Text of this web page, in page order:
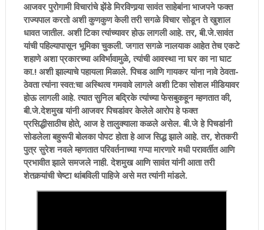
आजवर पुरोगामी विचारांचे झेंडे मिरविणार्‍या सावंत साहेबांना भाजपने फक्त
राज्यपाल करतो अशी कुणकुण केली तरी सगळे विचार सोडून ते खुशाल
धावत जातील. अशी टिका त्यांच्यावर होऊ लागली आहे. तर, बी.जे.सावंत
यांची पहिल्यापासून भूमिका चुकली. जगात सगळे नालयाक आहेत तेच एकटे
शहाणे अशा प्रकारच्या अविर्भावामुळे, त्यांची आवस्था ना घर का ना घाट
का.! अशी झाल्याचे पहायला मिळाले. पिचड आणि गायकर यांना नावे ठेवता-
ठेवता त्यांना स्वत:चा अस्थित्व गमवावे लागले अशी टिका सोशल मीडियावर
होऊ लागली आहे. त्यात सुनिल बद्रिके त्यांच्या फेसबुकहून म्हणतात की,
बी.जे.देशमुख यांनी आजवर पिचडांवर केलेले आरोप हे फक्त
प्रसिद्धीसाठीच होते, आज हे तालुक्याला कळले असेल. बी.जे हे पिचडांनी
सोडलेला बहुरूपी बोलका पोपट होता हे आज सिद्ध झाले आहे. तर, शेतकरी
पुत्र सुरेश नवले म्हणतात परिवर्तनाच्या गप्पा मारणारे मधी परावर्तीत आणि
प्रभावीत झाले समजले नाही. देशमुख आणि सावंत यांनी आता तरी
शेतकर्‍यांची चेष्टा थांबविली पाहिजे असे मत त्यांनी मांडले.